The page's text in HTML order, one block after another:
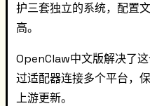
护三套独立的系统，配置
高。
OpenClaw中文版解决了
过适配器连接多个平台，
上游更新。